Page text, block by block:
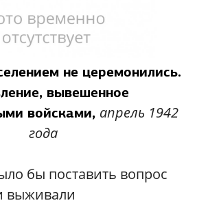
не церемонились.
вывешенное
войсками, апрель 1942
года
бы поставить вопрос
выживали